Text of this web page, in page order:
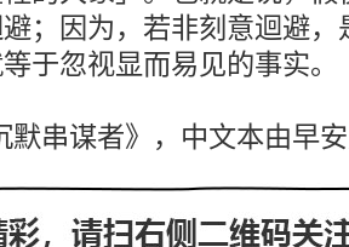
；因为，若非刻意迴避
于忽视显而易见的事实。
默串谋者》，中文本由早